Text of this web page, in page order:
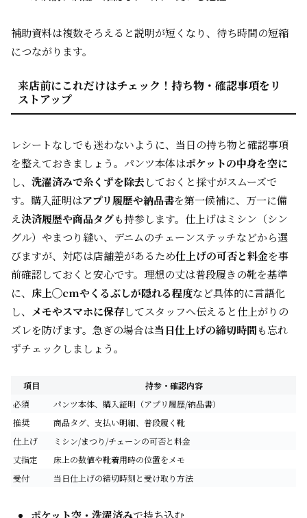
補助資料は複数そろえると説明が短くなり、待ち時間の短縮
につながります。
来店前にこれだけはチェック！持ち物・確認事項をリ
ストアップ
レシートなしでも迷わないように、当日の持ち物と確認事項
を整えておきましょう。パンツ本体はポケットの中身を空に
し、 洗濯済みで糸くずを除去しておくと採寸がスムーズで
す。購入証明はアプリ履歴や納品書を第一候補に、万一に備
え決済履歴や商品タグも持参します。仕上げはミシン（シン
グル）やまつり縫い、デニムのチェーンステッチなどから選
びますが、対応は店舗差があるため仕上げの可否と料金を事
前確認しておくと安心です。理想の丈は普段履きの靴を基準
に、 床上◯cmやくるぶしが隠れる程度など具体的に言語化
し、
メモやスマホに保存してスタッフへ伝えると仕上がりの
ズレを防げます。急ぎの場合は当日仕上げの締切時間も忘れ
ずチェックしましょう。
項目
持参・確認内容
必須
パンツ本体、購入証明（アプリ履歴/納品書）
推奨
商品タグ、支払い明細、普段履く靴
仕上げ
ミシン/まつり/チェーンの可否と料金
丈指定
床上の数値や靴着用時の位置をメモ
受付
当日仕上げの締切時刻と受け取り方法
ポケット空・洗濯済みで持ち込む